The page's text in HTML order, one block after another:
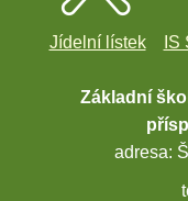
Jídelní lístek
Základní
adresa: